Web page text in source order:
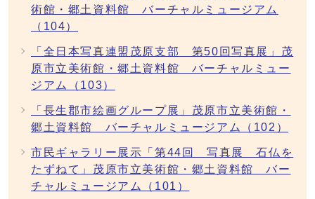
術館・郷土資料館 バーチャルミュージアム
（104）
「全日本写真連盟茂原支部 第50回写真展」茂
原市立美術館・郷土資料館 バーチャルミュー
ジアム（103）
「長生郡市絵画グループ展」茂原市立美術館・
郷土資料館 バーチャルミュージアム（102）
市民ギャラリー展示「第44回 写真展 石仏を
たずねて」茂原市立美術館・郷土資料館 バー
チャルミュージアム（101）